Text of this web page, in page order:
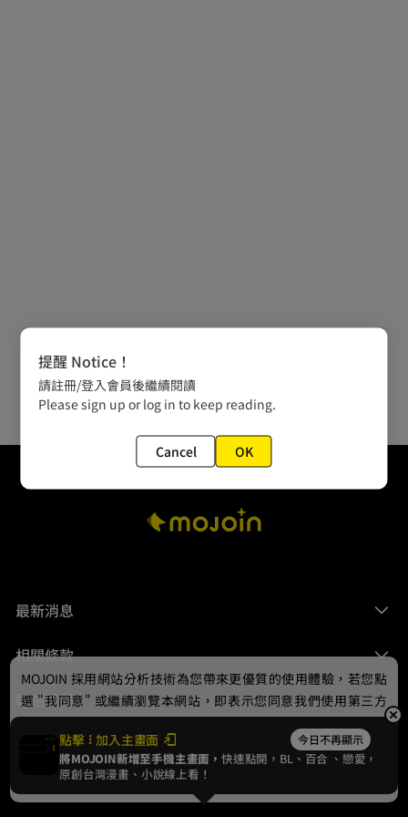
最新消息
相關條款
聯絡我們
© 2024 gamania Digital Entertainment Co., Ltd.
點擊 加入主畫面 今日不再顯示
將MOJOIN新增至手機主畫面，快速點開，BL、 百合 、戀愛，
原創台灣漫畫、小說線上看！
MOJOIN 採用網站分析技術為您帶來更優質的使用體驗，若您點
選 "我同意" 或繼續瀏覽本網站，即表示您同意我們使用第三方
Cookie，欲瞭解更多資訊請見隱私權政策。
我同意
提醒 Notice！
請註冊/登入會員後繼續閱讀
Please sign up or log in to keep reading.
Cancel OK